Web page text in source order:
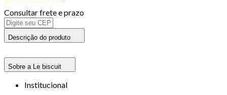
Consultar frete e prazo
Descrição do produto
Sobre a Le biscuit
Institucional